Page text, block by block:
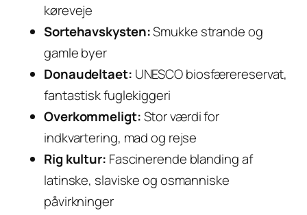
køreveje
Sortehavskysten:Smukke strande og
gamle byer
Donaudeltaet: UNESCO biosfærereservat,
fantastisk fuglekiggeri
Overkommeligt:Stor værdi for
indkvartering, mad og rejse
Rig kultur: Fascinerende blanding af
latinske, slaviske og osmanniske
påvirkninger